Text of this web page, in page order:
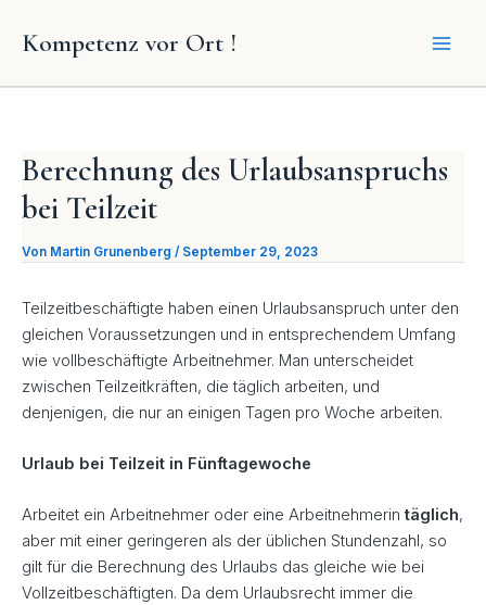
InhaltKompetenz vor Ort !
Berechnung des Urlaubsanspruchs
bei Teilzeit
Von Martin Grunenberg / September 29, 2023
Teilzeitbeschäftigte haben einen Urlaubsanspruch unter den
gleichen Voraussetzungen und in entsprechendem Umfang
wie vollbeschäftigte Arbeitnehmer. Man unterscheidet
zwischen Teilzeitkräften, die täglich arbeiten, und
denjenigen, die nur an einigen Tagen pro Woche arbeiten.
Urlaub bei Teilzeit in Fünftagewoche
Arbeitet ein Arbeitnehmer oder eine Arbeitnehmerintäglich,
aber mit einer geringeren als der üblichen Stundenzahl, so
gilt für die Berechnung des Urlaubs das gleiche wie bei
Vollzeitbeschäftigten. Da dem Urlaubsrecht immer die